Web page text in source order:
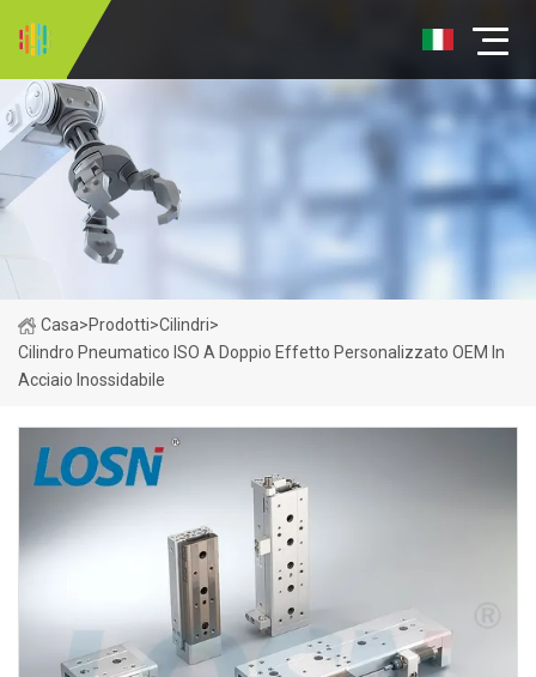
Casa>Prodotti>Cilindri>
Cilindro Pneumatico ISO A Doppio Effetto Personalizzato OEM In
Acciaio Inossidabile